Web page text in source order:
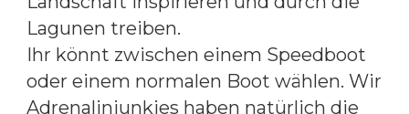
Lagunen treiben.
Ihr könnt zwischen einem Speedboot
oder einem normalen Boot wählen. Wir
Adrenalinjunkies haben natürlich die